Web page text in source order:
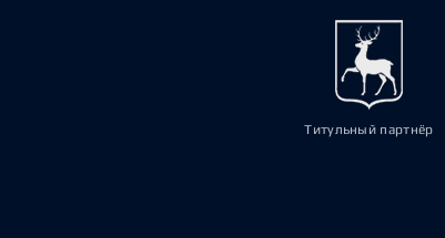
Титульный партнёр